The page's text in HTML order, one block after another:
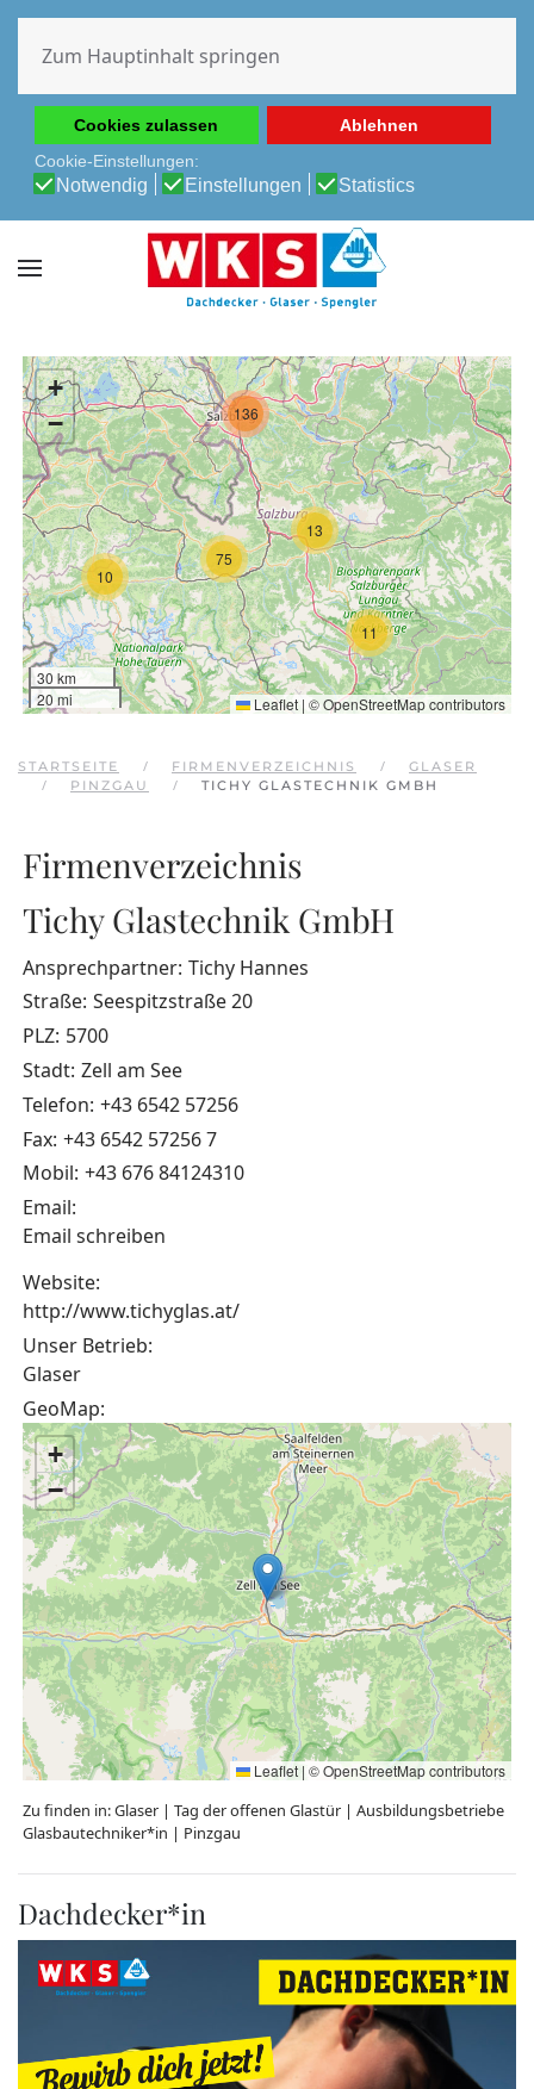
Erfahrung auf unserer Website zu ermöglichen.
Cookie-Richtlinie
Datenschutz-Bestimmungen
Cookies zulassen
Ablehnen
Cookie-Einstellungen:
Notwendig Einstellungen Statistics
Zum Hauptinhalt springen
10
11
13
75
136
+
−
30 km
20 mi
Leaflet | ©OpenStreetMapcontributors
STARTSEITE FIRMENVERZEICHNIS
GLASER
PINZGAU
TICHY GLASTECHNIK GMBH
Firmenverzeichnis
Tichy Glastechnik GmbH
Ansprechpartner: Tichy Hannes
Straße: Seespitzstraße 20
PLZ: 5700
Stadt: Zell am See
Telefon: +43 6542 57256
Fax: +43 6542 57256 7
Mobil: +43 676 84124310
Email:
Email schreiben
Website:
http://www.tichyglas.at/
Unser Betrieb:
Glaser
GeoMap:
+
−
Leaflet | ©OpenStreetMapcontributors
Zu finden in:Glaser | Tag der offenen Glastür | Ausbildungsbetriebe
Glasbautechniker*in | Pinzgau
Dachdecker*in